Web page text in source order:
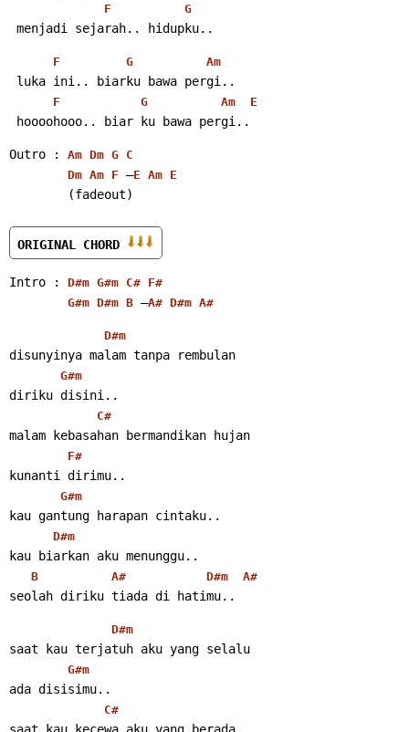
F G
menjadi sejarah.. hidupku..
F G Am
luka ini.. biarku bawa pergi..
F G Am E
hoooohooo.. biar ku bawa pergi..
Outro : Am Dm G C
Dm Am F –E Am E
        (fadeout)
ORIGINAL CHORD
Intro : D#m G#m C# F#
G#m D#m B –A# D#m A#
D#m
disunyinya malam tanpa rembulan
G#m
diriku disini..
C#
malam kebasahan bermandikan hujan
F#
kunanti dirimu..
G#m
kau gantung harapan cintaku..
D#m
kau biarkan aku menunggu..
B A# D#m A#
seolah diriku tiada di hatimu..
D#m
saat kau terjatuh aku yang selalu
G#m
ada disisimu..
C#